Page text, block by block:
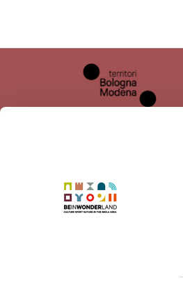
Dove siamo